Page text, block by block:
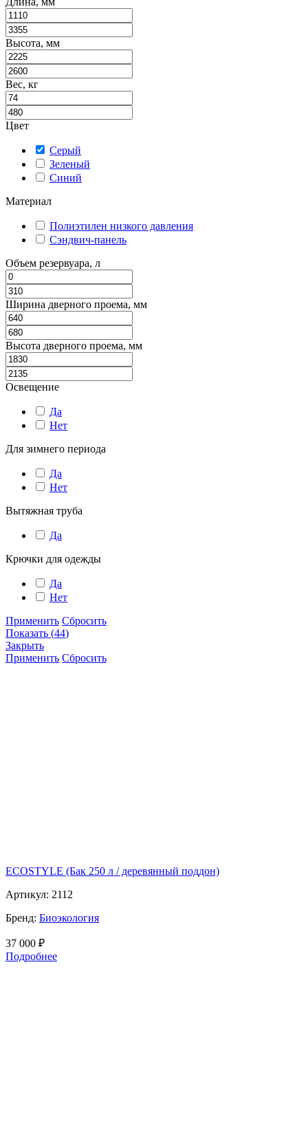
Высота, мм
Вес, кг
Цвет
Серый
Зеленый
Синий
Материал
Полиэтилен низкого давления
Сэндвич-панель
Объем резервуара, л
Ширина дверного проема, мм
Высота дверного проема, мм
Освещение
Да
Нет
Для зимнего периода
Да
Нет
Вытяжная труба
Да
Крючки для одежды
Да
Нет
Применить Сбросить
Показать (44)
Закрыть
Применить Сбросить
ECOSTYLE (Бак 250 л / деревянный поддон)
Артикул: 2112
Бренд: Биоэкология
37 000 ₽
Подробнее